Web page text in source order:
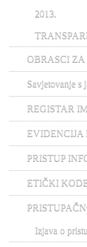
2013.
OBRASCI
Savjetovanje s
REGISTAR
EVIDENCIJA
PRISTUP
ETIČKI
Izjava o